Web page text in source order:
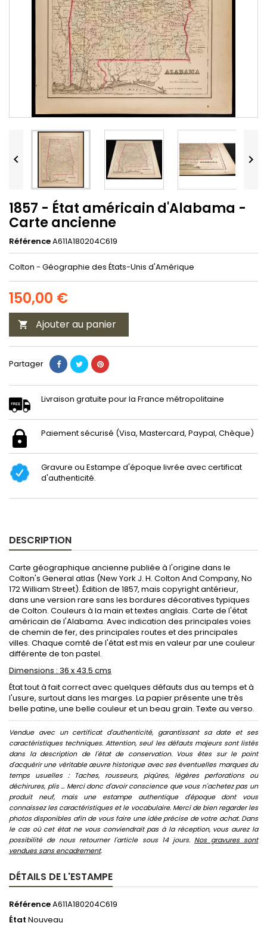
 
1857 - État américain d'Alabama -
Carte ancienne
RéférenceA611A180204C619
Colton - Géographie des États-Unis d'Amérique
150,00 €
 Ajouter au panier
Partager
Livraison gratuite pour la France métropolitaine
Paiement sécurisé (Visa, Mastercard, Paypal, Chèque)
Gravure ou Estampe d'époque livrée avec certificat
d'authenticité.
DESCRIPTION
Carte géographique ancienne publiée à l'origine dans le
Colton's General atlas (New York J. H. Colton And Company, No
172 William Street). Édition de 1857, mais copyright antérieur,
dans une version rare sans les bordures décoratives typiques
de Colton. Couleurs à la main et textes anglais. Carte de l'état
américain de l'Alabama. Avec indication des principales voies
de chemin de fer, des principales routes et des principales
villes. Chaque comté de l'état est mis en valeur par une couleur
différente de ton pastel.
Dimensions : 36 x 43.5 cms
État tout à fait correct avec quelques défauts dus au temps et à
l'usure, surtout dans les marges. La papier présente une très
belle patine, une belle couleur et un beau grain. Texte au verso.
Vendue avec un certificat d'authenticité, garantissant sa date et ses
caractéristiques techniques. Attention, seul les défauts majeurs sont listés
dans la description de l'état de conservation. Vous êtes sur le point
d'acquérir une véritable œuvre historique avec ses éventuelles marques du
temps usuelles : Taches, rousseurs, piqûres, légères perforations ou
déchirures, plis ... Merci donc d'avoir conscience que vous n'achetez pas un
produit neuf, mais une estampe authentique d'époque dont vous
connaissez les caractéristiques et le vocabulaire. Merci de bien regarder les
photos disponibles afin de vous faire une idée précise de votre achat. Dans
le cas où cet état ne vous conviendrait pas à la réception, vous aurez la
possibilité de nous retourner l'article sous 14 jours. Nos gravures sont
vendues sans encadrement.
DÉTAILS DE L'ESTAMPE
RéférenceA611A180204C619
État Nouveau